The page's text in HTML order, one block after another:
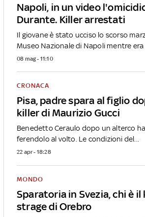
Napoli, in un video
Durante. Killer arrestati
Il giovane è stato ucciso lo scorso
Museo Nazionale di Napoli mentre era
08 mag - 11:10
Pisa, padre spara al figlio
killer di Maurizio Gucci
CRONACA
Benedetto Ceraulo dopo un alterco
ferendolo al volto. Le condizioni del...
22 apr - 18:28
Sparatoria in Svezia, chi è il
strage di Orebro
MONDO